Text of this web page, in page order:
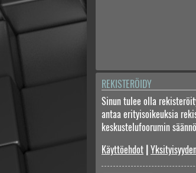
REKISTERÖIDY
Sinun tulee olla
antaa erityisoikeuksia
keskustelufoorumin
Käyttöehdot |